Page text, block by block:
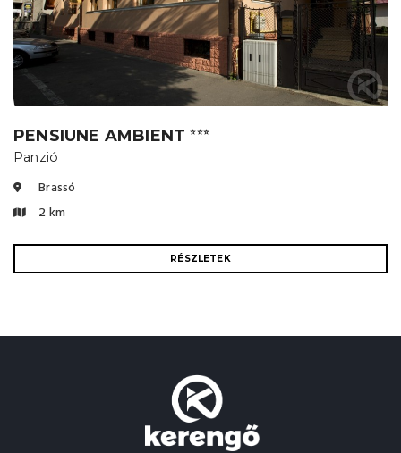
PENSIUNE AMBIENT⭐⭐⭐
Panzió
Brassó
2 km
RÉSZLETEK